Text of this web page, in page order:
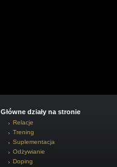
Główne działy na stronie
Relacje
Trening
Suplementacja
Odżywianie
Doping